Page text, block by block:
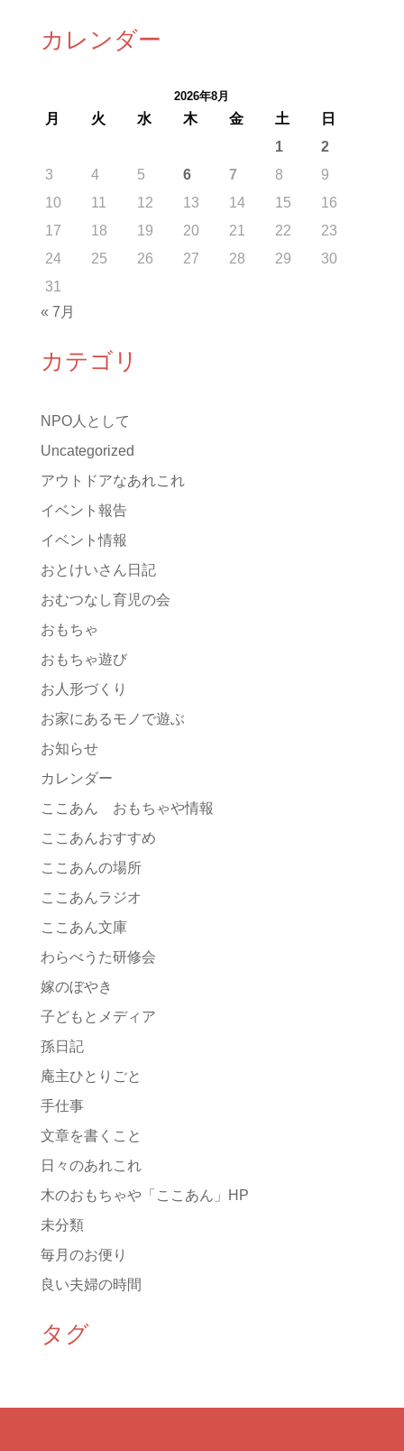
カレンダー
2026年8月
月 火 水 木 金 土
日
1
2
3
4 5 6 7 8
9
10
11 12 13 14 15
16
17
18 19 20 21 22
23
24
25 26 27 28 29
30
31
« 7月
カテゴリ
NPO人として
Uncategorized
アウトドアなあれこれ
イベント報告
イベント情報
おとけいさん日記
おむつなし育児の会
おもちゃ
おもちゃ遊び
お人形づくり
お家にあるモノで遊ぶ
お知らせ
カレンダー
ここあん おもちゃや情報
ここあんおすすめ
ここあんの場所
ここあんラジオ
ここあん文庫
わらべうた研修会
嫁のぼやき
子どもとメディア
孫日記
庵主ひとりごと
手仕事
文章を書くこと
日々のあれこれ
木のおもちゃや「ここあん」HP
未分類
毎月のお便り
良い夫婦の時間
タグ